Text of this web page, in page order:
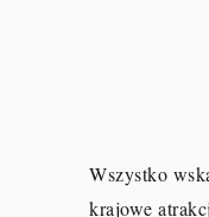
Wszystko
krajowe